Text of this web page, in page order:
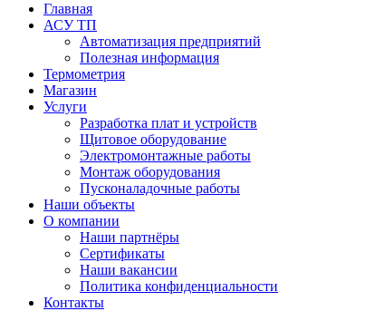
Главная
АСУ ТП
Автоматизация предприятий
Полезная информация
Термометрия
Магазин
Услуги
Разработка плат и устройств
Щитовое оборудование
Электромонтажные работы
Монтаж оборудования
Пусконаладочные работы
Наши объекты
О компании
Наши партнёры
Сертификаты
Наши вакансии
Политика конфиденциальности
Контакты